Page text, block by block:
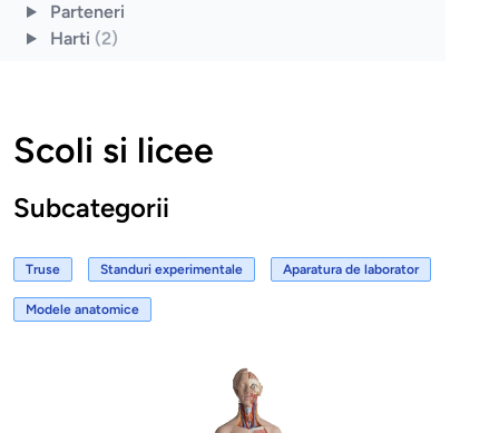
Parteneri
Harti (2)
Scoli si licee
Subcategorii
Truse Standuri experimentale Aparatura de laborator
Modele anatomice